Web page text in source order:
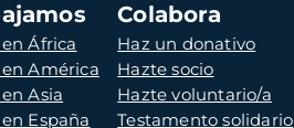
África
América
Asia
España
Colabora
Haz un donativo
Hazte socio
Hazte voluntario/a
Testamento solidario